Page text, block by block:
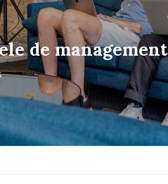
de management